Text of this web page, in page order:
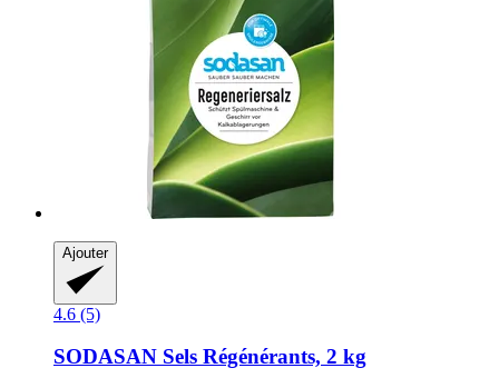
Ajouter
4.6 (5)
SODASAN Sels Régénérants, 2 kg